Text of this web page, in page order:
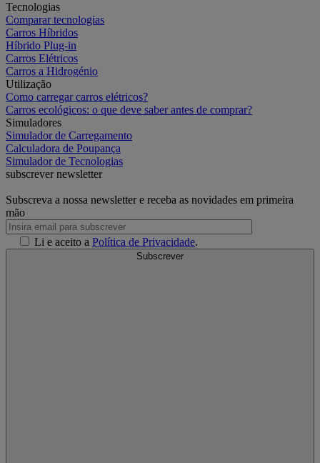
Tecnologias
Comparar tecnologias
Carros Híbridos
Híbrido Plug-in
Carros Elétricos
Carros a Hidrogénio
Utilização
Como carregar carros elétricos?
Carros ecológicos: o que deve saber antes de comprar?
Simuladores
Simulador de Carregamento
Calculadora de Poupança
Simulador de Tecnologias
subscrever newsletter
Subscreva a nossa newsletter e receba as novidades em primeira
mão
Li e aceito a Política de Privacidade.
Subscrever